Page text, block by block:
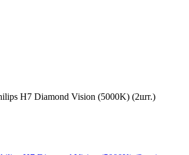
H7 Diamond Vision (5000K) (2шт.)